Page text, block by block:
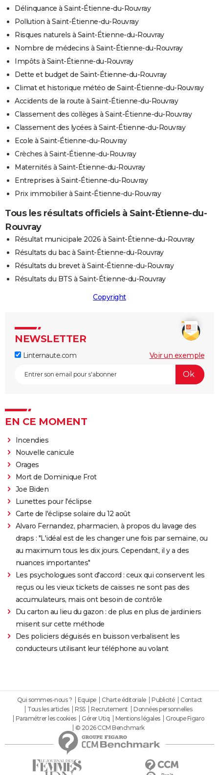
Délinquance à Saint-Étienne-du-Rouvray
Pollution à Saint-Étienne-du-Rouvray
Risques naturels à Saint-Étienne-du-Rouvray
Nombre de médecins à Saint-Étienne-du-Rouvray
Impôts à Saint-Étienne-du-Rouvray
Dette et budget de Saint-Étienne-du-Rouvray
Climat et historique météo de Saint-Étienne-du-Rouvray
Accidents de la route à Saint-Étienne-du-Rouvray
Classement des collèges à Saint-Étienne-du-Rouvray
Classement des lycées à Saint-Étienne-du-Rouvray
Ecole à Saint-Étienne-du-Rouvray
Crèches à Saint-Étienne-du-Rouvray
Maternités à Saint-Étienne-du-Rouvray
Entreprises à Saint-Étienne-du-Rouvray
Prix immobilier à Saint-Étienne-du-Rouvray
Tous les résultats officiels à Saint-Étienne-du-
Rouvray
Résultat municipale 2026 à Saint-Étienne-du-Rouvray
Résultats du bac à Saint-Étienne-du-Rouvray
Résultats du brevet à Saint-Étienne-du-Rouvray
Résultats du BTS à Saint-Étienne-du-Rouvray
Copyright
NEWSLETTER
Linternaute.com Voir un exemple
EN CE MOMENT
Incendies
Nouvelle canicule
Orages
Mort de Dominique Frot
Joe Biden
Lunettes pour l'éclipse
Carte de l'éclipse solaire du 12 août
Alvaro Fernandez, pharmacien, à propos du lavage des
draps : "L'idéal est de les changer une fois par semaine, ou
au maximum tous les dix jours. Cependant, il y a des
nuances importantes"
Les psychologues sont d'accord : ceux qui conservent les
reçus ou les vieux tickets de caisses ne sont pas des
accumulateurs, mais ont besoin de contrôle
Du carton au lieu du gazon : de plus en plus de jardiniers
misent sur cette méthode
Des policiers déguisés en buisson verbalisent les
conducteurs utilisant leur téléphone au volant
Qui sommes-nous ? Equipe Charte éditoriale Publicité
Contact
Tous les articles
RSS Recrutement
Données personnelles
Paramétrer les cookies
Gérer Utiq Mentions légales
Groupe Figaro
© 2026 CCM Benchmark